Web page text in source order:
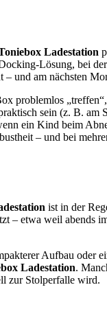
Ladestation
Lösung, bei
und am nächsten
problemlos
sein (z. B. am
ein Kind beim
– und bei
ist in der
– etwa weil abends
Aufbau oder
Ladestation.
zur Stolperfalle wird.